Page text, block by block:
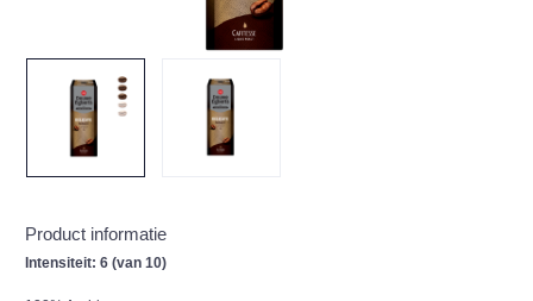
Product informatie
Intensiteit: 6 (van 10)